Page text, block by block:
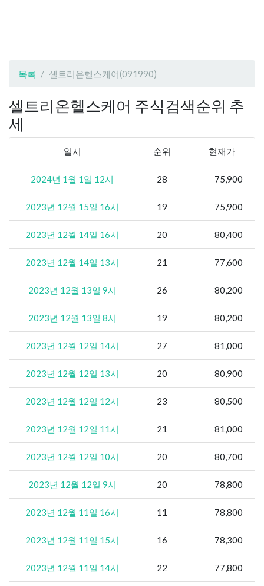
목록 셀트리온헬스케어(091990)
셀트리온헬스케어 주식검색순위 추
세
일시 순위 현재가
2024년 1월 1일 12시 28 75,900
2023년 12월 15일 16시 19 75,900
2023년 12월 14일 16시 20 80,400
2023년 12월 14일 13시 21 77,600
2023년 12월 13일 9시 26 80,200
2023년 12월 13일 8시 19 80,200
2023년 12월 12일 14시 27 81,000
2023년 12월 12일 13시 20 80,900
2023년 12월 12일 12시 23 80,500
2023년 12월 12일 11시 21 81,000
2023년 12월 12일 10시 20 80,700
2023년 12월 12일 9시 20 78,800
2023년 12월 11일 16시 11 78,800
2023년 12월 11일 15시 16 78,300
2023년 12월 11일 14시 22 77,800